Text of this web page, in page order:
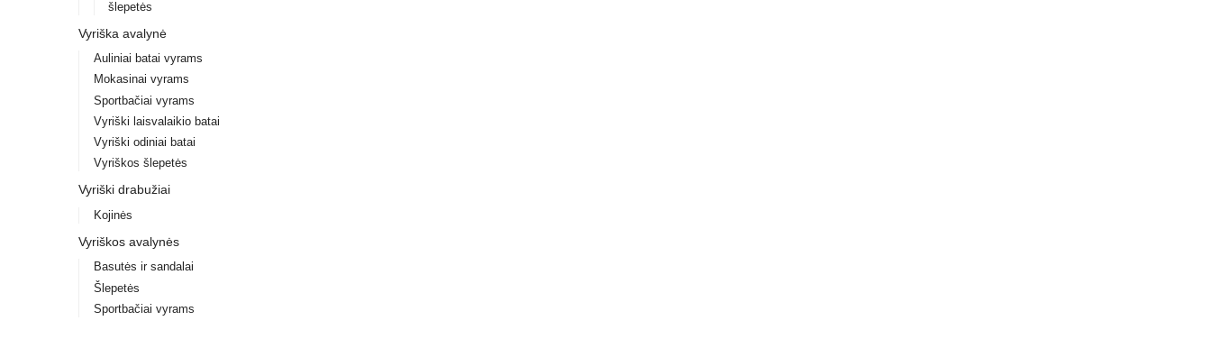
šlepetės
Vyriška avalynė
Auliniai batai vyrams
Mokasinai vyrams
Sportbačiai vyrams
Vyriški laisvalaikio batai
Vyriški odiniai batai
Vyriškos šlepetės
Vyriški drabužiai
Kojinės
Vyriškos avalynės
Basutės ir sandalai
Šlepetės
Sportbačiai vyrams